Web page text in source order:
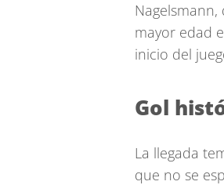
mayor edad
inicio del
Gol
La llegada
que no se